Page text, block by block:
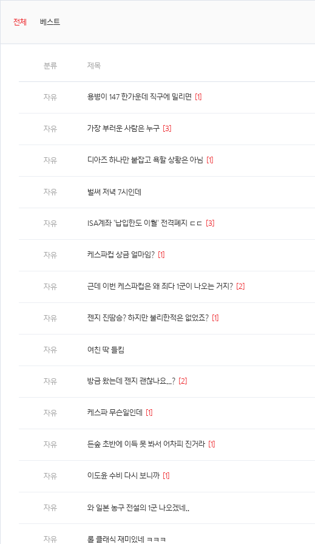
전체 베스트
분류 제목
자유 용병이 147 한가운데 직구에 밀리면 [1]
자유 가장 부러운 사람은 누구 [3]
자유 디아즈 하나만 붙잡고 욕할 상황은 아님 [1]
자유 벌써 저녁 7시인데
자유 ISA계좌 '납입한도 이월' 전격폐지 ㄷㄷ [3]
자유 케스파컵 상금 얼마임? [1]
자유 근데 이번 케스파컵은 왜 죄다 1군이 나오는 거지? [2]
자유 젠지 진땀승? 하지만 불리한적은 없었죠? [1]
자유 여친 딱 들킴
자유 방금 왔는데 젠지 괜찮나요...? [2]
자유 케스파 무슨일인데 [1]
자유 든숲 초반에 이득 못 봐서 어차피 진거라 [1]
자유 이도윤 수비 다시 보니까 [1]
자유 와 일본 농구 전설의 1군 나오겠네..
자유 롤 클래식 재미있네 ㅋㅋㅋ